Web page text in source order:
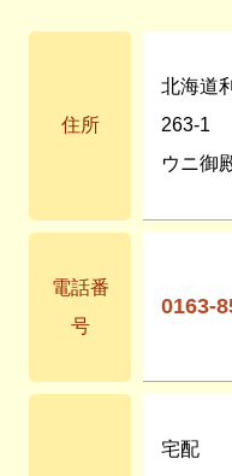
住所
北海道
263-1
ウニ御
電話番
号
0163-
宅配